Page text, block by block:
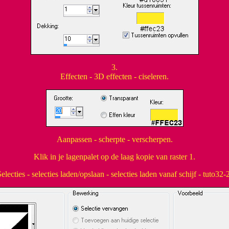
3.
Effecten - 3D effecten - ciseleren.
Aanpassen - scherpte - verscherpen.
Klik in je lagenpalet op de laag kopie van raster 1.
- selecties laden/opslaan - selecties laden vanaf schijf - tuto32-